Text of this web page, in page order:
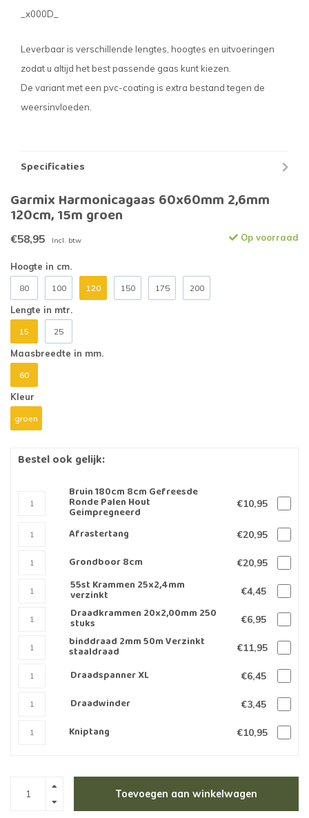
_x000D_
Leverbaar is verschillende lengtes, hoogtes en uitvoeringen
zodat u altijd het best passende gaas kunt kiezen.
De variant met een pvc-coating is extra bestand tegen de
weersinvloeden.
Specificaties
Garmix Harmonicagaas 60x60mm 2,6mm
120cm, 15m groen
€58,95 Incl. btw Op voorraad
Hoogte in cm.
80 100 120 150 175 200
Lengte in mtr.
15 25
Maasbreedte in mm.
60
Kleur
groen
Bestel ook gelijk:
Bruin 180cm 8cm Gefreesde
Ronde Palen Hout
Geimpregneerd
€10,95
Afrastertang €20,95
Grondboor 8cm €20,95
55st Krammen 25x2,4mm
verzinkt €4,45
Draadkrammen 20x2,00mm 250
stuks €6,95
binddraad 2mm 50m Verzinkt
staaldraad €11,95
Draadspanner XL €6,45
Draadwinder €3,45
Kniptang €10,95
Toevoegen aan winkelwagen